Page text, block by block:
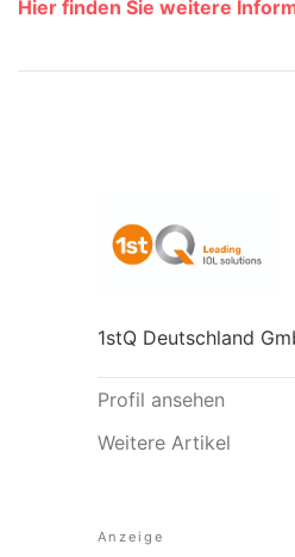
Hier finden Sie weitere
1stQ Deutschland
Profil ansehen
Weitere Artikel